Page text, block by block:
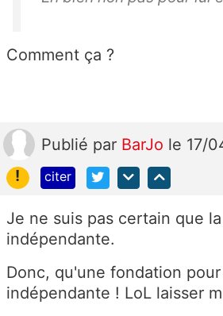
Comment ça ?
Publié par BarJo le 17/
!
citer
Je ne suis pas certain que
indépendante.
Donc, qu'une fondation
indépendante ! LoL laisser